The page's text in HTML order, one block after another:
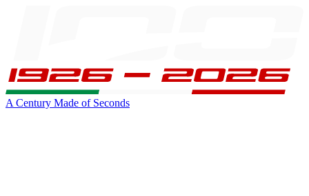
A Century Made of Seconds